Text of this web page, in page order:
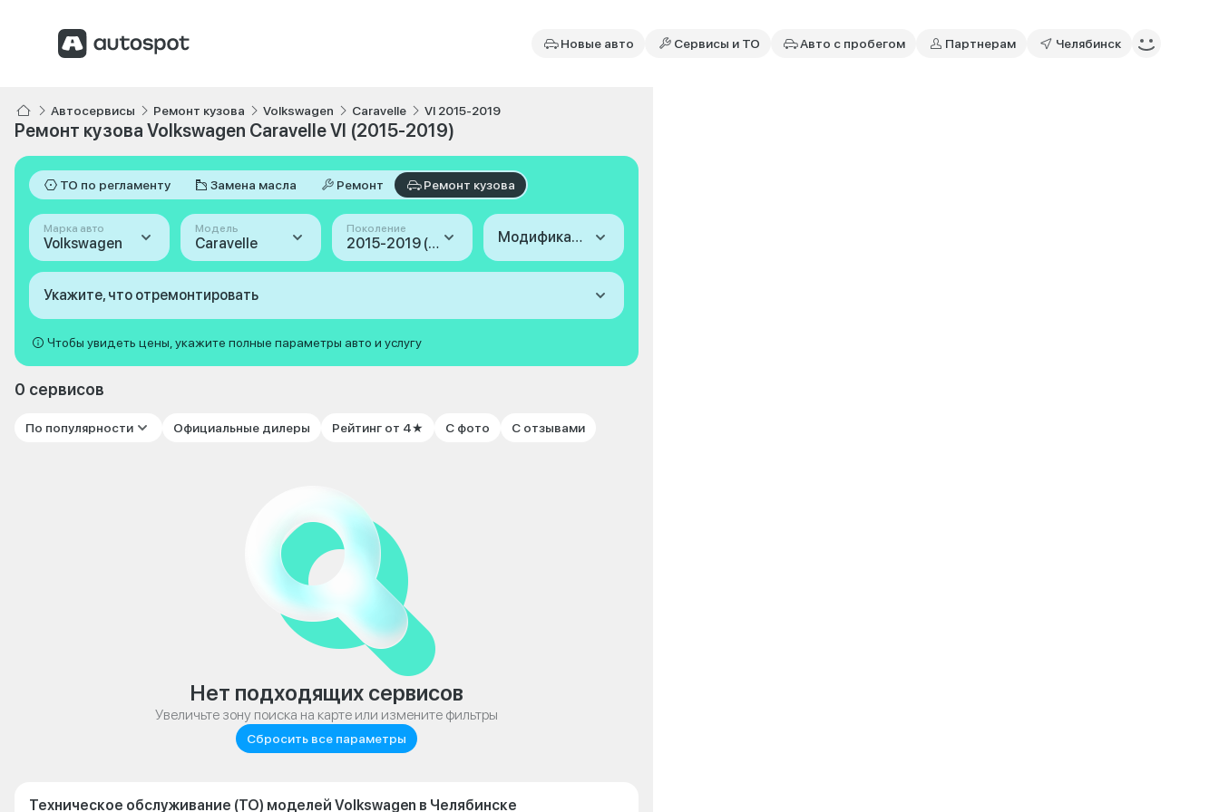
Новые авто Сервисы и ТО Авто с пробегом Партнерам Челябинск
Автосервисы Ремонт кузова Volkswagen Caravelle VI 2015-2019
Ремонт кузова Volkswagen Caravelle VI (2015-2019)
ТО по регламенту Замена масла Ремонт Ремонт кузова
Марка авто
Volkswagen
Модель
Caravelle
Поколение
2015-2019 (VI) Модификация
Укажите, что отремонтировать
Чтобы увидеть цены, укажите полные параметры авто и услугу
0 сервисов
По популярности Официальные дилеры Рейтинг от 4★ С фото С отзывами
Нет подходящих сервисов
Увеличьте зону поиска на карте или измените фильтры
Сбросить все параметры
Техническое обслуживание (ТО) моделей Volkswagen в Челябинске